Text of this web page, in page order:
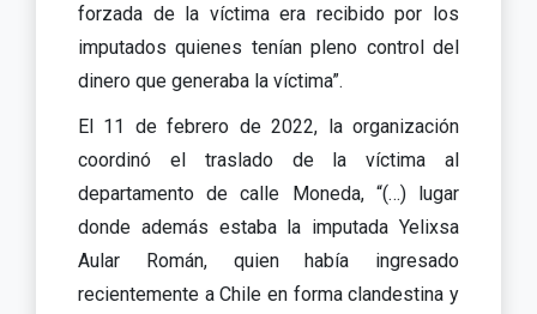
forzada de la víctima era recibido por los
imputados quienes tenían pleno control del
dinero que generaba la víctima”.
El 11 de febrero de 2022, la organización
coordinó el traslado de la víctima al
departamento de calle Moneda, “(…) lugar
donde además estaba la imputada Yelixsa
Aular Román, quien había ingresado
recientemente a Chile en forma clandestina y